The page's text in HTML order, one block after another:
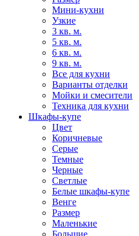
Мини-кухни
Узкие
3 кв. м.
5 кв. м.
6 кв. м.
9 кв. м.
Все для кухни
Варианты отделки
Мойки и смесители
Техника для кухни
Шкафы-купе
Цвет
Коричневые
Серые
Темные
Черные
Светлые
Белые шкафы-купе
Венге
Размер
Маленькие
Большие